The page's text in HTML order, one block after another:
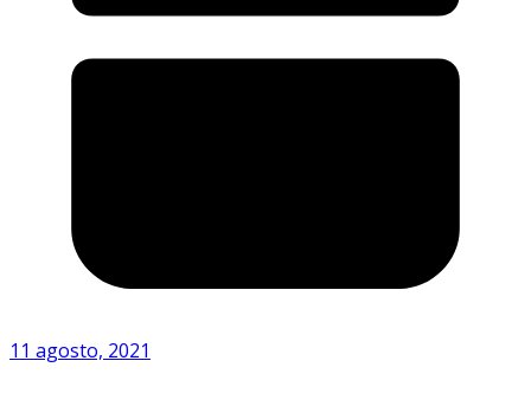
11 agosto, 2021